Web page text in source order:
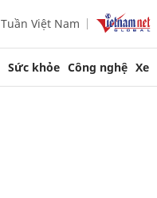
Tuần Việt Nam
Sức khỏe Công nghệ Xe